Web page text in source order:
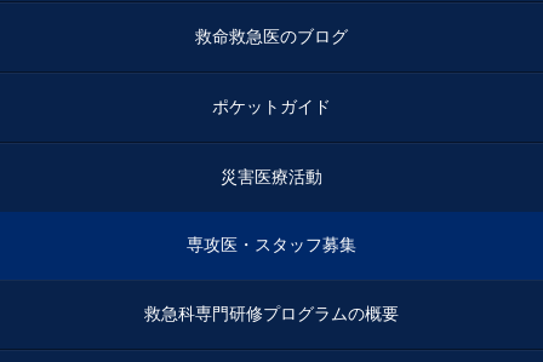
救命救急医のブログ
ポケットガイド
災害医療活動
専攻医・スタッフ募集
救急科専門研修プログラムの概要